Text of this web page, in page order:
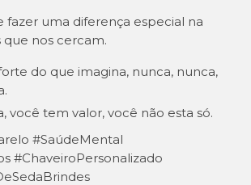
fazer uma diferença especial na
que nos cercam.
do que imagina, nunca, nunca,
você tem valor, você não esta só.
#SaúdeMental
#ChaveiroPersonalizado